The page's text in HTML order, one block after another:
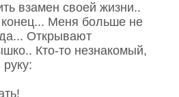
взамен своей жизни..
конец... Меня больше не
Открывают
Кто-то незнакомый,